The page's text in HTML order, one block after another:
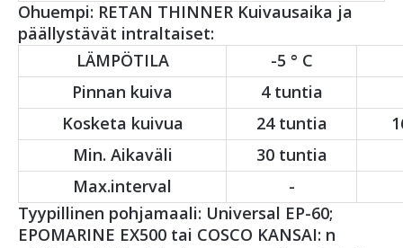
Ohuempi: RETAN THINNER Kuivausaika ja
päällystävät intraltaiset:
LÄMPÖTILA
-5 ° C
Pinnan kuiva
4 tuntia
Kosketa kuivua
24 tuntia
Min. Aikaväli
30 tuntia
Max.interval
-
Tyypillinen pohjamaali: Universal EP-60;
EPOMARINE EX500 tai COSCO KANSAI: n